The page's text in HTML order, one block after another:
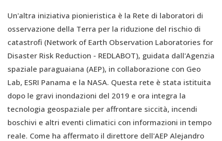
Un'altra iniziativa pionieristica è la Rete di laboratori di
osservazione della Terra per la riduzione del rischio di
catastrofi (Network of Earth Observation Laboratories for
Disaster Risk Reduction - REDLABOT), guidata dall'Agenzia
spaziale paraguaiana (AEP), in collaborazione con Geo
Lab, ESRI Panama e la NASA. Questa rete è stata istituita
dopo le gravi inondazioni del 2019 e ora integra la
tecnologia geospaziale per affrontare siccità, incendi
boschivi e altri eventi climatici con informazioni in tempo
reale. Come ha affermato il direttore dell'AEP Alejandro